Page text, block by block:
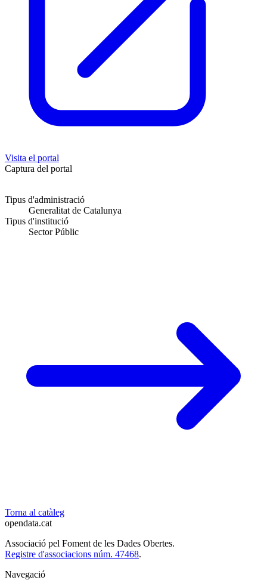
Visita el portal
Captura del portal
Tipus d'administració
Generalitat de Catalunya
Tipus d'institució
Sector Públic
Torna al catàleg
opendata.cat
Associació pel Foment de les Dades Obertes.
Registre d'associacions núm. 47468.
Navegació